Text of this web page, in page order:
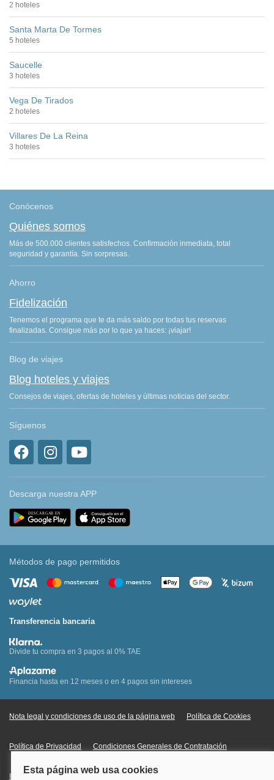
2 hoteles
Santa Marta De Tormes
5 hoteles
Saucelle
3 hoteles
Vega De Tirados
2 hoteles
Villares De La Reina
3 hoteles
Conócenos
Quiénes somos
Más de 500.000 clientes satisfechos. Confirmación inmediata, total
seguridad y garantía. Sin sorpresas.
Ahorro
Fidelización
Tenemos el programa que te da más saldo por todas tus reservas
finalizadas. Consigue más por lo que ya haces: ¡viajar!
Blog de viajes
Blog hoteles y viajes
Consejos de viajes, ofertas de hoteles y últimas noticias del sector.
Síguenos
Descarga nuestra APP
Métodos de pago permitidos
Transferencia bancaria
Divide tu compra en 3 pagos al 0% TAE
Financia hasta en 12 meses o en 4 pagos sin intereses
Nota legal y condiciones de uso de la página web Política de Cookies
Política de Privacidad Condiciones Generales de Contratación
Información Legal sobre Mercados en Línea